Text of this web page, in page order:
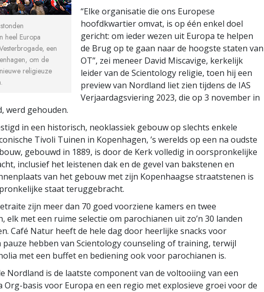
heel Europa
een
om de
religieuze
“Elke organisatie die ons Europese
hoofdkwartier omvat, is op één enkel doel
gericht: om ieder wezen uit Europa te helpen
de Brug op te gaan naar de hoogste staten van
OT”, zei meneer David Miscavige, kerkelijk
leider van de Scientology religie, toen hij een
preview van Nordland liet zien tijdens de IAS
Verjaardagsviering 2023, die op 3 november in
werd gehouden.
in een historisch, neoklassiek gebouw op slechts enkele
Tivoli Tuinen in Kopenhagen, ’s werelds op een na oudste
gebouwd in 1889, is door de Kerk volledig in oorspronkelijke
inclusief het leistenen dak en de gevel van bakstenen en
van het gebouw met zijn Kopenhaagse straatstenen is
staat teruggebracht.
zijn meer dan 70 goed voorziene kamers en twee
elk met een ruime selectie om parochianen uit zo’n 30 landen
Café Natur heeft de hele dag door heerlijke snacks voor
pauze hebben van Scientology counseling of training, terwijl
met een buffet en bediening ook voor parochianen is.
Nordland is de laatste component van de voltooiing van een
Org-basis voor Europa en een regio met explosieve groei voor de